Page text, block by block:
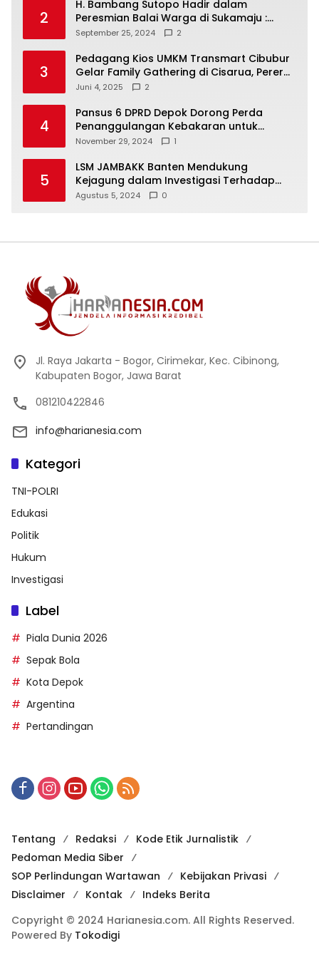
2
H. Bambang Sutopo Hadir dalam
Peresmian Balai Warga di Sukamaju :
Wadah Baru untuk Kolaborasi dan
September 25, 2024 2
3
Pedagang Kios UMKM Transmart Cibubur
Gelar Family Gathering di Cisarua, Pererat
Silaturahmi dan Kekompakan
Juni 4, 2025 2
4
Pansus 6 DPRD Depok Dorong Perda
Penanggulangan Kebakaran untuk
Keselamatan Warga
November 29, 2024 1
5
LSM JAMBAKK Banten Mendukung
Kejagung dalam Investigasi Terhadap
Walikota Bandar Lampung
Agustus 5, 2024 0
Jl. Raya Jakarta - Bogor, Cirimekar, Kec. Cibinong,
Kabupaten Bogor, Jawa Barat
081210422846
info@harianesia.com
Kategori
TNI-POLRI
Edukasi
Politik
Hukum
Investigasi
Label
Piala Dunia 2026
Sepak Bola
Kota Depok
Argentina
Pertandingan
Tentang Redaksi
Kode Etik Jurnalistik
Pedoman Media Siber
SOP Perlindungan Wartawan
Kebijakan Privasi
Disclaimer
Kontak
Indeks Berita
Copyright © 2024 Harianesia.com. All Rights Reserved.
Powered By Tokodigi